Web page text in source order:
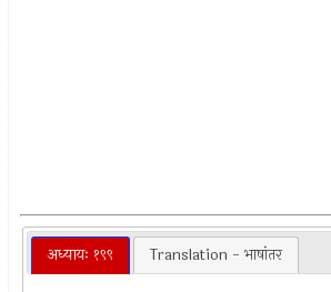
अध्यायः १९९ Translation - भाषांतर